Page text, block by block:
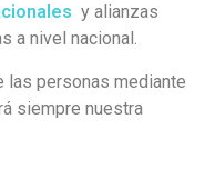
y alianzas
a nivel nacional.
las personas mediante
siempre nuestra